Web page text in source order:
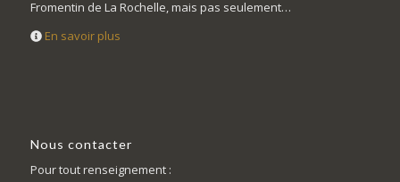
Fromentin de La Rochelle, mais pas seulement…
En savoir plus
Nous contacter
Pour tout renseignement :